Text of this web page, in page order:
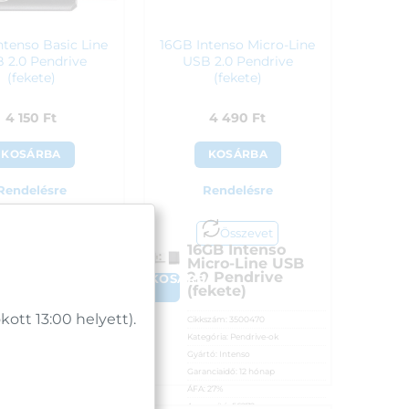
Basic Line
2.0 Pendrive
(fekete)
4 150 Ft
KOSÁRBA
3503470
16GB Intenso Micro-Line
USB 2.0 Pendrive
(fekete)
4 490 Ft
KOSÁRBA
Rendelésre
Összevet
KOSÁRBA
16GB Intenso
Micro-Line USB
2.0 Pendrive
(fekete)
Cikkszám: 3500470
Kategória: Pendrive-ok
Gyártó: Intenso
Garanciaidő: 12 hónap
ÁFA: 27%
Azonosító:
56272
13:00 helyett).